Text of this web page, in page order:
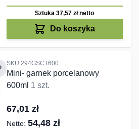
Sztuka 37,57 złnetto
Do koszyka
SKU:294GSCT600
Mini- garnek porcelanowy
600ml 1 szt.
67,01 zł
54,48 zł